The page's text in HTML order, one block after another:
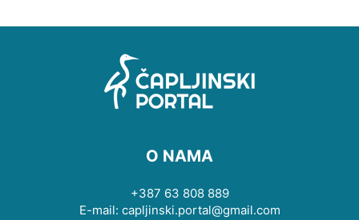
O NAMA
+387 63 808 889
E-mail: capljinski.portal@gmail.com